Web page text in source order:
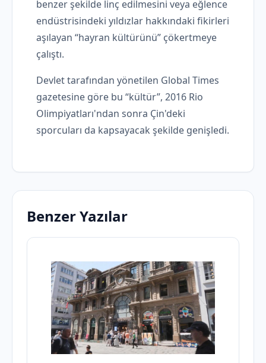
benzer şekilde linç edilmesini veya eğlence
endüstrisindeki yıldızlar hakkındaki fikirleri
aşılayan “hayran kültürünü” çökertmeye
çalıştı.
Devlet tarafından yönetilen Global Times
gazetesine göre bu “kültür”, 2016 Rio
Olimpiyatları'ndan sonra Çin'deki
sporcuları da kapsayacak şekilde genişledi.
Benzer Yazılar